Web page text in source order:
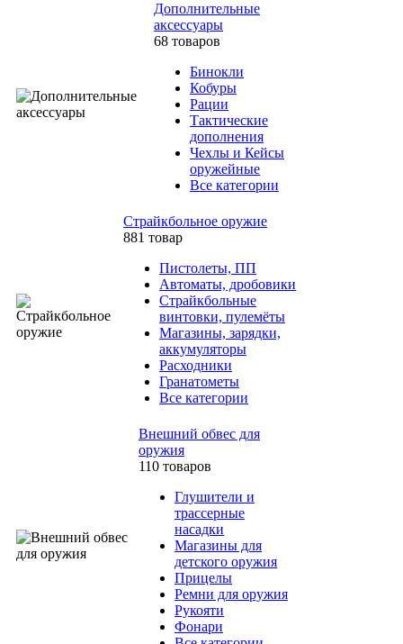
Дополнительные
аксессуары
68 товаров
Бинокли
Кобуры
Рации
Тактические
дополнения
Чехлы и Кейсы
оружейные
Все категории
Страйкбольное оружие
881 товар
Пистолеты, ПП
Автоматы, дробовики
Страйкбольные
винтовки, пулемёты
Магазины, зарядки,
аккумуляторы
Расходники
Гранатометы
Все категории
Внешний обвес для
оружия
110 товаров
Глушители и
трассерные
насадки
Магазины для
детского оружия
Прицелы
Ремни для оружия
Рукояти
Фонари